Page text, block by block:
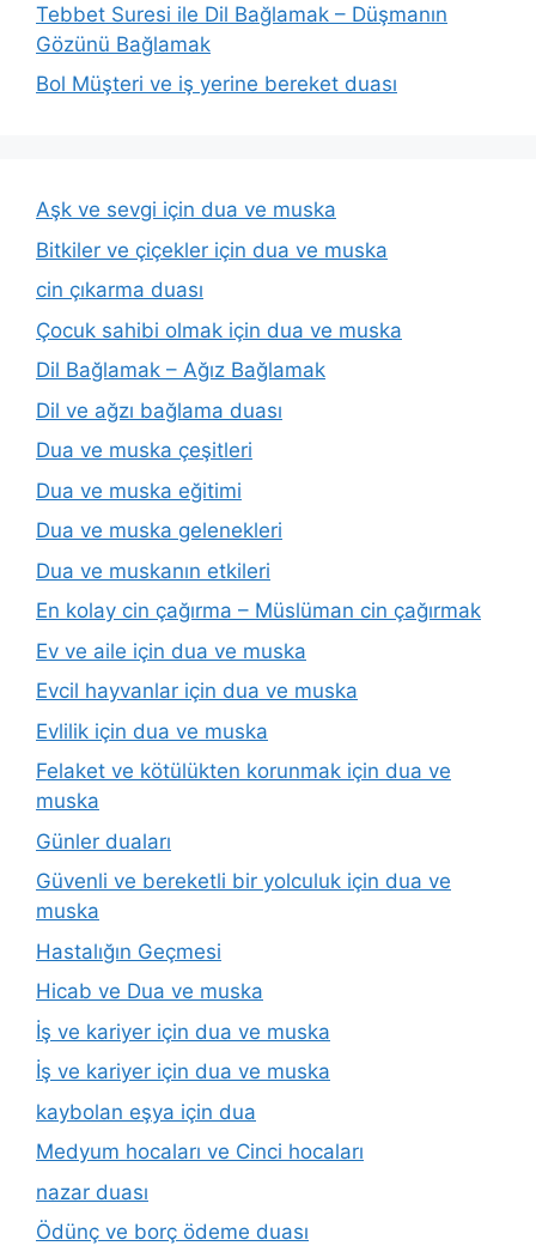
Tebbet Suresi ile Dil Bağlamak – Düşmanın
Gözünü Bağlamak
Bol Müşteri ve iş yerine bereket duası
Aşk ve sevgi için dua ve muska
Bitkiler ve çiçekler için dua ve muska
cin çıkarma duası
Çocuk sahibi olmak için dua ve muska
Dil Bağlamak – Ağız Bağlamak
Dil ve ağzı bağlama duası
Dua ve muska çeşitleri
Dua ve muska eğitimi
Dua ve muska gelenekleri
Dua ve muskanın etkileri
En kolay cin çağırma – Müslüman cin çağırmak
Ev ve aile için dua ve muska
Evcil hayvanlar için dua ve muska
Evlilik için dua ve muska
Felaket ve kötülükten korunmak için dua ve
muska
Günler duaları
Güvenli ve bereketli bir yolculuk için dua ve
muska
Hastalığın Geçmesi
Hicab ve Dua ve muska
İş ve kariyer için dua ve muska
İş ve kariyer için dua ve muska
kaybolan eşya için dua
Medyum hocaları ve Cinci hocaları
nazar duası
Ödünç ve borç ödeme duası